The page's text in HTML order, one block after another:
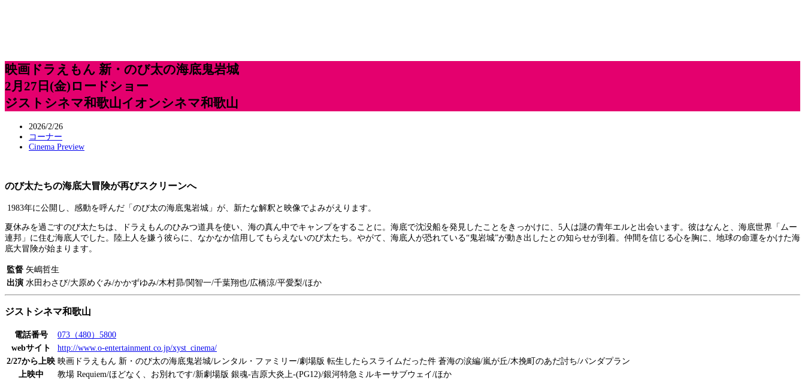
映画ドラえもん 新・のび太の海底鬼岩城
2月27日(金)ロードショー
ジストシネマ和歌山イオンシネマ和歌山
2026/2/26
コーナー
Cinema Preview
のび太たちの海底大冒険が再びスクリーンへ
1983年に公開し、感動を呼んだ「のび太の海底鬼岩城」が、新たな解釈と映像でよみがえります。
夏休みを過ごすのび太たちは、ドラえもんのひみつ道具を使い、海の真ん中でキャンプをすることに。海底で沈没船を発見したことをきっかけに、5人は謎の青年エルと出会います。彼はなんと、海底世界「ムー
連邦」に住む海底人でした。陸上人を嫌う彼らに、なかなか信用してもらえないのび太たち。やがて、海底人が恐れている“鬼岩城”が動き出したとの知らせが到着。仲間を信じる心を胸に、地球の命運をかけた海
底大冒険が始まります。
監督 矢嶋哲生
出演 水田わさび/大原めぐみ/かかずゆみ/木村昴/関智一/千葉翔也/広橋涼/平愛梨/ほか
ジストシネマ和歌山
電話番号
073（480）5800
webサイト
http://www.o-entertainment.co.jp/xyst_cinema/
2/27から上映 映画ドラえもん 新・のび太の海底鬼岩城/レンタル・ファミリー/劇場版 転生したらスライムだった件 蒼海の涙編/嵐が丘/木挽町のあだ討ち/パンダプラン
上映中
教場 Requiem/ほどなく、お別れです/新劇場版 銀魂‐吉原大炎上‐(PG12)/銀河特急ミルキーサブウェイ/ほか